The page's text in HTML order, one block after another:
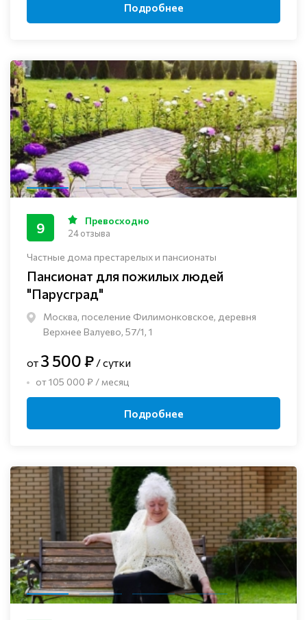
Подробнее
Частные дома престарелых и пансионаты
Пансионат для пожилых людей
"Парусград"
Москва, поселение Филимонковское, деревня
Верхнее Валуево, 57/1, 1
9 Превосходно
24 отзыва
от 3 500 ₽ / сутки
от 105 000 ₽ / месяц
Подробнее